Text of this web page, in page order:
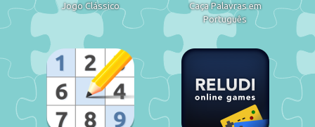
Jogo Clássico
Caça Palavras em
Português